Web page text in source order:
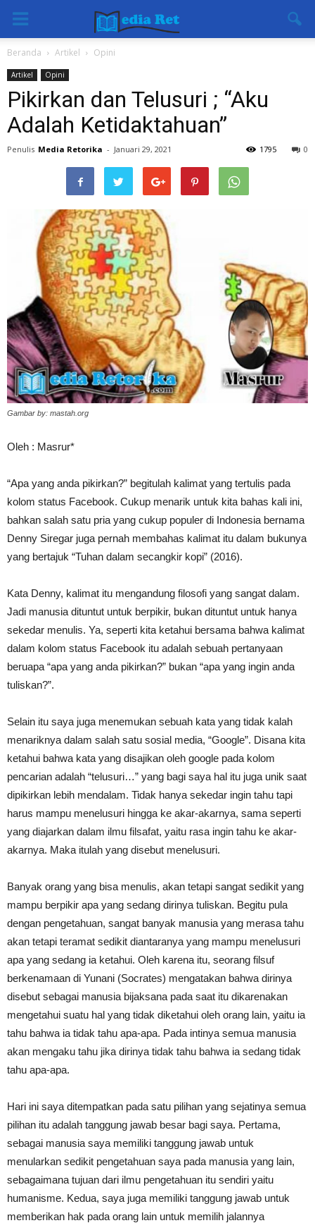
Beranda Artikel Opini
Artikel Opini
Pikirkan dan Telusuri ; “Aku
Adalah Ketidaktahuan”
Penulis Media Retorika - Januari 29, 2021 0
1795
Gambar by: mastah.org
Oleh : Masrur*
“Apa yang anda pikirkan?” begitulah kalimat yang tertulis pada
kolom status Facebook. Cukup menarik untuk kita bahas kali ini,
bahkan salah satu pria yang cukup populer di Indonesia bernama
Denny Siregar juga pernah membahas kalimat itu dalam bukunya
yang bertajuk “Tuhan dalam secangkir kopi” (2016).
Kata Denny, kalimat itu mengandung filosofi yang sangat dalam.
Jadi manusia dituntut untuk berpikir, bukan dituntut untuk hanya
sekedar menulis. Ya, seperti kita ketahui bersama bahwa kalimat
dalam kolom status Facebook itu adalah sebuah pertanyaan
beruapa “apa yang anda pikirkan?” bukan “apa yang ingin anda
tuliskan?”.
Selain itu saya juga menemukan sebuah kata yang tidak kalah
menariknya dalam salah satu sosial media, “Google”. Disana kita
ketahui bahwa kata yang disajikan oleh google pada kolom
pencarian adalah “telusuri…” yang bagi saya hal itu juga unik saat
dipikirkan lebih mendalam. Tidak hanya sekedar ingin tahu tapi
harus mampu menelusuri hingga ke akar-akarnya, sama seperti
yang diajarkan dalam ilmu filsafat, yaitu rasa ingin tahu ke akar-
akarnya. Maka itulah yang disebut menelusuri.
Banyak orang yang bisa menulis, akan tetapi sangat sedikit yang
mampu berpikir apa yang sedang dirinya tuliskan. Begitu pula
dengan pengetahuan, sangat banyak manusia yang merasa tahu
akan tetapi teramat sedikit diantaranya yang mampu menelusuri
apa yang sedang ia ketahui. Oleh karena itu, seorang filsuf
berkenamaan di Yunani (Socrates) mengatakan bahwa dirinya
disebut sebagai manusia bijaksana pada saat itu dikarenakan
mengetahui suatu hal yang tidak diketahui oleh orang lain, yaitu ia
tahu bahwa ia tidak tahu apa-apa. Pada intinya semua manusia
akan mengaku tahu jika dirinya tidak tahu bahwa ia sedang tidak
tahu apa-apa.
Hari ini saya ditempatkan pada satu pilihan yang sejatinya semua
pilihan itu adalah tanggung jawab besar bagi saya. Pertama,
sebagai manusia saya memiliki tanggung jawab untuk
menularkan sedikit pengetahuan saya pada manusia yang lain,
sebagaimana tujuan dari ilmu pengetahuan itu sendiri yaitu
humanisme. Kedua, saya juga memiliki tanggung jawab untuk
memberikan hak pada orang lain untuk memilih jalannya